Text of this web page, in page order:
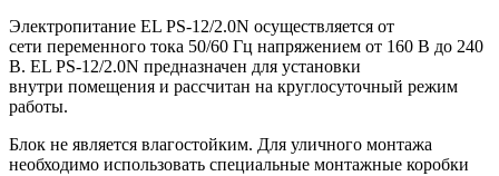
Электропитание EL PS-12/2.0N осуществляется от
сети переменного тока 50/60 Гц напряжением от 160 В до 240
В. EL PS-12/2.0N предназначен для установки
внутри помещения и рассчитан на круглосуточный режим
работы.
Блок не является влагостойким. Для уличного монтажа
необходимо использовать специальные монтажные коробки